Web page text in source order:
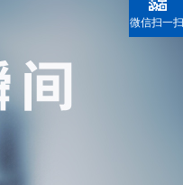
微信扫一扫